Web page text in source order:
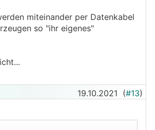
miteinander per Datenkabel
so "ihr eigenes"
19.10.2021 (#13)